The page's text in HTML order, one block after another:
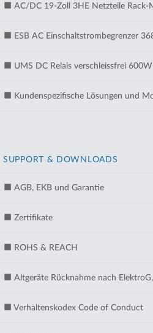
AC/DC 19-Zoll 3HE Netzteile Rack-
ESB AC Einschaltstrombegrenzer
UMS DC Relais verschleissfrei
Kundenspezifische Lösungen und
SUPPORT & DOWNLOADS
AGB, EKB und Garantie
Zertifikate
ROHS & REACH
Altgeräte Rücknahme nach
Verhaltenskodex Code of Conduct